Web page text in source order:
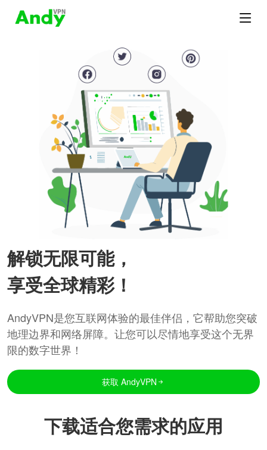
解锁无限可能，
享受全球精彩！
AndyVPN是您互联网体验的最佳伴侣，它帮助您突破
地理边界和网络屏障。让您可以尽情地享受这个无界
限的数字世界！
获取 AndyVPN
下载适合您需求的应用